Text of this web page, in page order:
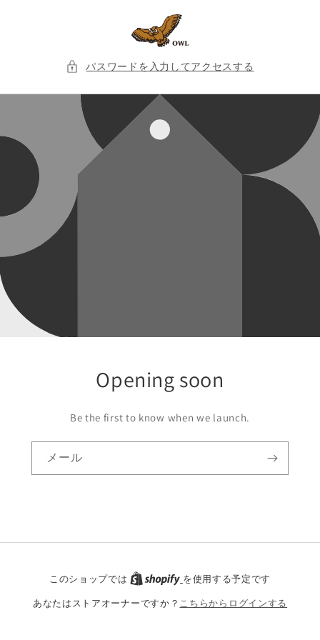
パスワードを入力してアクセスする
Opening soon
Be the first to know when we launch.
メール
このショップでは
を使用する予定です
あなたはストアオーナーですか？ こちらからログインする